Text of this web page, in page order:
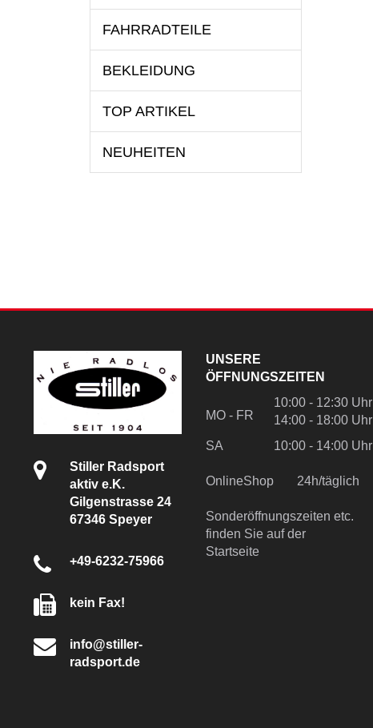
FAHRRADTEILE
BEKLEIDUNG
TOP ARTIKEL
NEUHEITEN
Stiller Radsport
aktiv e.K.
Gilgenstrasse 24
67346 Speyer
+49-6232-75966
kein Fax!
info@stiller-
radsport.de
UNSERE
ÖFFNUNGSZEITEN
MO - FR
10:00 - 12:30 Uhr
14:00 - 18:00 Uhr
SA
10:00 - 14:00 Uhr
OnlineShop 24h/täglich
Sonderöffnungszeiten etc.
finden Sie auf der
Startseite